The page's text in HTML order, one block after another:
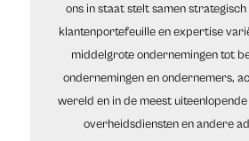
ons in staat stelt samen strategisch
klantenportefeuille en expertise
middelgrote ondernemingen tot
ondernemingen en ondernemers,
wereld en in de meest
overheidsdiensten en andere